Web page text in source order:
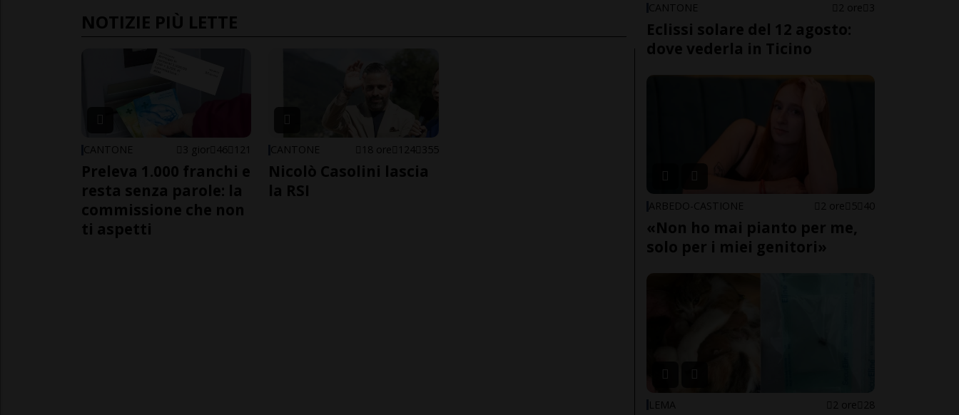
NOTIZIE PIÙ LETTE
CANTONE 3 gior 46 121
Preleva 1.000 franchi e
resta senza parole: la
commissione che non
ti aspetti
CANTONE 18 ore 124 355
Nicolò Casolini lascia
la RSI
CANTONE 2 ore 3
Eclissi solare del 12 agosto:
dove vederla in Ticino
ARBEDO-CASTIONE 2 ore 5 40
«Non ho mai pianto per me,
solo per i miei genitori»
LEMA 2 ore 28